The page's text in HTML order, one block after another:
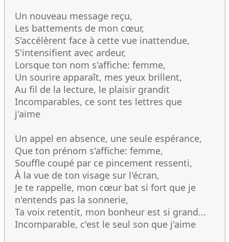
Un nouveau message reçu,
Les battements de mon cœur,
S'accélèrent face à cette vue inattendue,
S'intensifient avec ardeur,
Lorsque ton nom s'affiche: femme,
Un sourire apparaît, mes yeux brillent,
Au fil de la lecture, le plaisir grandit
Incomparables, ce sont tes lettres que
j'aime
Un appel en absence, une seule espérance,
Que ton prénom s'affiche: femme,
Souffle coupé par ce pincement ressenti,
À la vue de ton visage sur l'écran,
Je te rappelle, mon cœur bat si fort que je
n'entends pas la sonnerie,
Ta voix retentit, mon bonheur est si grand...
Incomparable, c'est le seul son que j'aime